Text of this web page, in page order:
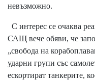
невъзможно.
С интерес се очаква
САЩ вече обяви, че
„свобода на
ударни групи със
ескортират танкерите,